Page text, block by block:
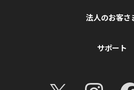
法人のお客さ
サポート